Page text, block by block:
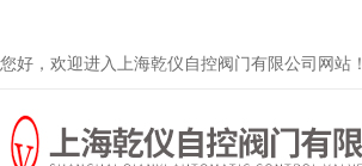
您好，欢迎进入上海乾仪自控阀门有限公司网站！